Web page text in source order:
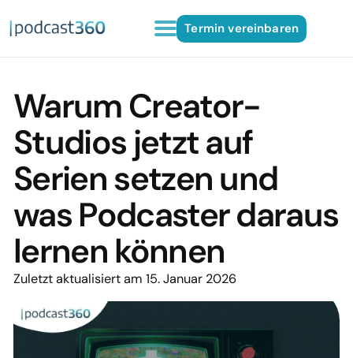
Termin vereinbaren
Warum Creator-
Studios jetzt auf
Serien setzen und
was Podcaster daraus
lernen können
Zuletzt aktualisiert am 15. Januar 2026